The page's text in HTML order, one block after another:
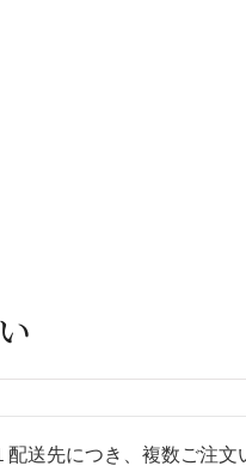
配送先につき、複数ご注